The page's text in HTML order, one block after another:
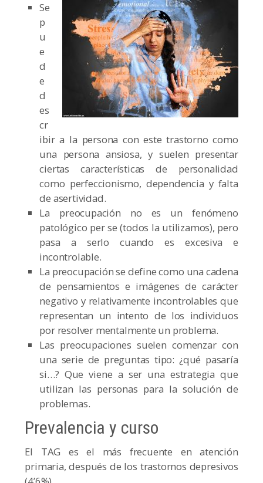
Se
p
u
e
d
e
d
es
cr
ibir a la persona con este trastorno como
una persona ansiosa, y suelen presentar
ciertas características de personalidad
como perfeccionismo, dependencia y falta
de asertividad.
La preocupación no es un fenómeno
patológico per se (todos la utilizamos), pero
pasa a serlo cuando es excesiva e
incontrolable.
La preocupación se define como una cadena
de pensamientos e imágenes de carácter
negativo y relativamente incontrolables que
representan un intento de los individuos
por resolver mentalmente un problema.
Las preocupaciones suelen comenzar con
una serie de preguntas tipo: ¿qué pasaría
si…? Que viene a ser una estrategia que
utilizan las personas para la solución de
problemas.
Prevalencia y curso
El TAG es el más frecuente en atención
primaria, después de los trastornos depresivos